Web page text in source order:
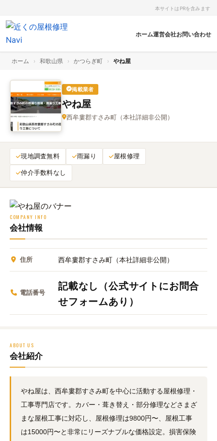
本サイトはPRを含みます
ホーム運営会社お問い合わせ
ホーム › 和歌山県 › かつらぎ町 › やね屋
掲載業者
やね屋
西牟婁郡すさみ町（本社詳細非公開）
現地調査無料 雨漏り 屋根修理
仲介手数料なし
COMPANY INFO
会社情報
住所 西牟婁郡すさみ町（本社詳細非公開）
電話番号
記載なし（公式サイトにお問合
せフォームあり）
ABOUT US
会社紹介
やね屋は、西牟婁郡すさみ町を中心に活動する屋根修理・
工事専門店です。カバー・葺き替え・部分修理などさまざ
まな屋根工事に対応し、屋根修理は9800円〜、屋根工事
は15000円〜と非常にリーズナブルな価格設定。損害保険